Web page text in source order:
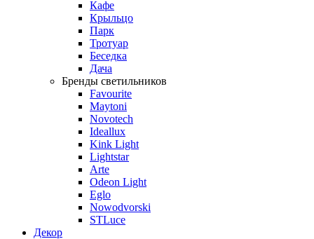
Кафе
Крыльцо
Парк
Тротуар
Беседка
Дача
Бренды светильников
Favourite
Maytoni
Novotech
Ideallux
Kink Light
Lightstar
Arte
Odeon Light
Eglo
Nowodvorski
STLuce
Декор